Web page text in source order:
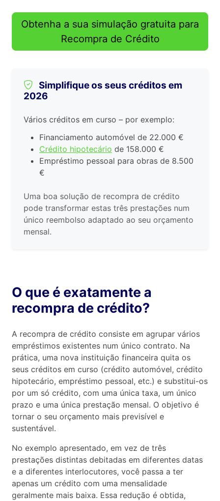
Obtenha a sua simulação gratuita para
Recompra de Crédito
Simplifique os seus créditos em
2026
Vários créditos em curso – por exemplo:
Financiamento automóvel de 22.000 €
Crédito hipotecário de 158.000 €
Empréstimo pessoal para obras de 8.500
€
Uma boa solução de recompra de crédito
pode transformar estas três prestações num
único reembolso adaptado ao seu orçamento
mensal.
O que é exatamente a
recompra de crédito?
A recompra de crédito consiste em agrupar vários
empréstimos existentes num único contrato. Na
prática, uma nova instituição financeira quita os
seus créditos em curso (crédito automóvel, crédito
hipotecário, empréstimo pessoal, etc.) e substitui-os
por um só crédito, com uma única taxa, um único
prazo e uma única prestação mensal. O objetivo é
tornar o seu orçamento mais previsível e
sustentável.
No exemplo apresentado, em vez de três
prestações distintas debitadas em diferentes datas
e a diferentes interlocutores, você passa a ter
apenas um crédito com uma mensalidade
geralmente mais baixa. Essa redução é obtida,